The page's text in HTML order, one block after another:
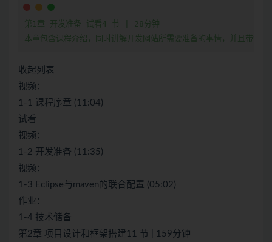
第1章 开发准备 试看4 节 | 28分钟
本章包含课程介绍，同时讲解开发网站所需要准备的事情，并且带领
收起列表
视频：
1-1 课程序章 (11:04)
试看
视频：
1-2 开发准备 (11:35)
视频：
1-3 Eclipse与maven的联合配置 (05:02)
作业：
1-4 技术储备
第2章 项目设计和框架搭建11 节 | 159分钟